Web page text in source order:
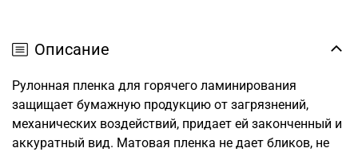
Описание
Рулонная пленка для горячего ламинирования
защищает бумажную продукцию от загрязнений,
механических воздействий, придает ей законченный и
аккуратный вид. Матовая пленка не дает бликов, не